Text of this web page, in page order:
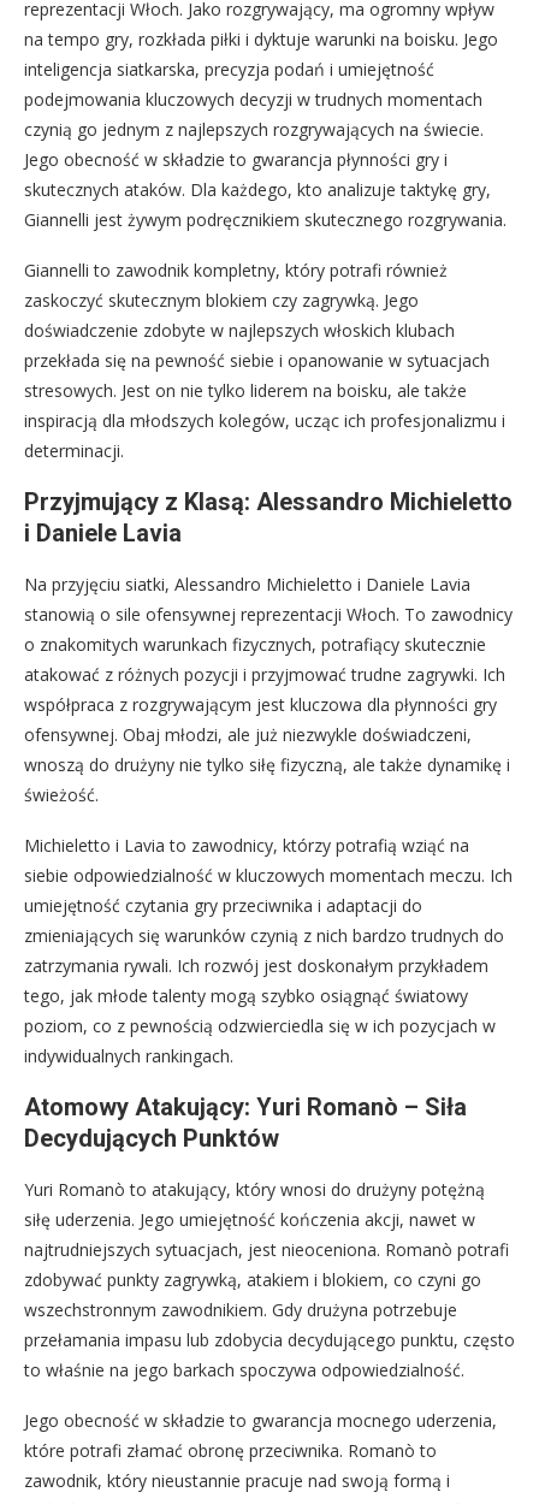
reprezentacji Włoch. Jako rozgrywający, ma ogromny wpływ
na tempo gry, rozkłada piłki i dyktuje warunki na boisku. Jego
inteligencja siatkarska, precyzja podań i umiejętność
podejmowania kluczowych decyzji w trudnych momentach
czynią go jednym z najlepszych rozgrywających na świecie.
Jego obecność w składzie to gwarancja płynności gry i
skutecznych ataków. Dla każdego, kto analizuje taktykę gry,
Giannelli jest żywym podręcznikiem skutecznego rozgrywania.
Giannelli to zawodnik kompletny, który potrafi również
zaskoczyć skutecznym blokiem czy zagrywką. Jego
doświadczenie zdobyte w najlepszych włoskich klubach
przekłada się na pewność siebie i opanowanie w sytuacjach
stresowych. Jest on nie tylko liderem na boisku, ale także
inspiracją dla młodszych kolegów, ucząc ich profesjonalizmu i
determinacji.
Przyjmujący z Klasą: Alessandro Michieletto
i Daniele Lavia
Na przyjęciu siatki, Alessandro Michieletto i Daniele Lavia
stanowią o sile ofensywnej reprezentacji Włoch. To zawodnicy
o znakomitych warunkach fizycznych, potrafiący skutecznie
atakować z różnych pozycji i przyjmować trudne zagrywki. Ich
współpraca z rozgrywającym jest kluczowa dla płynności gry
ofensywnej. Obaj młodzi, ale już niezwykle doświadczeni,
wnoszą do drużyny nie tylko siłę fizyczną, ale także dynamikę i
świeżość.
Michieletto i Lavia to zawodnicy, którzy potrafią wziąć na
siebie odpowiedzialność w kluczowych momentach meczu. Ich
umiejętność czytania gry przeciwnika i adaptacji do
zmieniających się warunków czynią z nich bardzo trudnych do
zatrzymania rywali. Ich rozwój jest doskonałym przykładem
tego, jak młode talenty mogą szybko osiągnąć światowy
poziom, co z pewnością odzwierciedla się w ich pozycjach w
indywidualnych rankingach.
Atomowy Atakujący: Yuri Romanò – Siła
Decydujących Punktów
Yuri Romanò to atakujący, który wnosi do drużyny potężną
siłę uderzenia. Jego umiejętność kończenia akcji, nawet w
najtrudniejszych sytuacjach, jest nieoceniona. Romanò potrafi
zdobywać punkty zagrywką, atakiem i blokiem, co czyni go
wszechstronnym zawodnikiem. Gdy drużyna potrzebuje
przełamania impasu lub zdobycia decydującego punktu, często
to właśnie na jego barkach spoczywa odpowiedzialność.
Jego obecność w składzie to gwarancja mocnego uderzenia,
które potrafi złamać obronę przeciwnika. Romanò to
zawodnik, który nieustannie pracuje nad swoją formą i